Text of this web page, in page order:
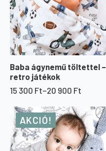
Baba ágynemű töltettel –
retro játékok
15 300 Ft–20 900 Ft
Ártartomány:
15
300 Ft
20
900 Ft
AKCIÓ!